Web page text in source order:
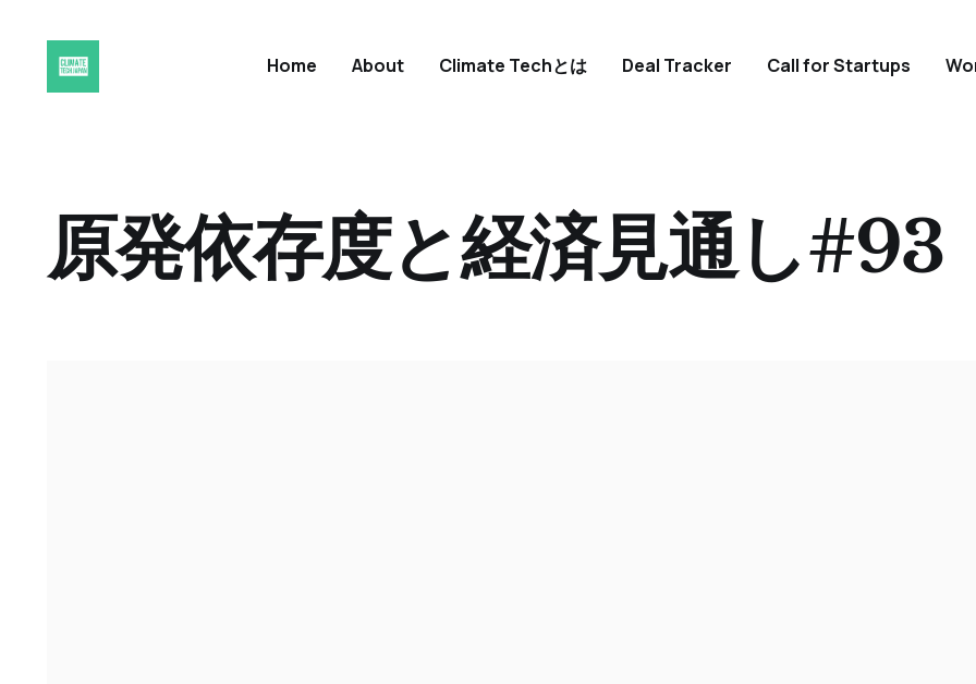
Home About Climate Techとは Deal Tracker Call for Startups
原発依存度と経済見通し#93